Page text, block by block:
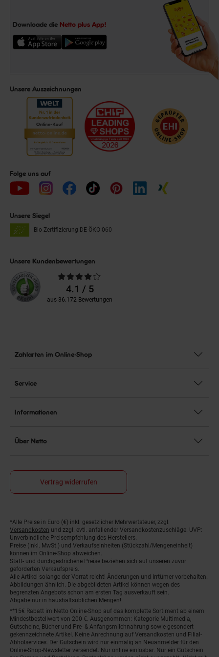
Downloade die Netto plus App!
Unsere Auszeichnungen
Folge uns auf
Unsere Siegel
Bio Zertifizierung DE-ÖKO-060
Unsere Kundenbewertungen
Durchschnittliche
Bewertungen4.1 / 5
aus 36.172 Bewertungen
Zahlarten im Online-Shop
Service
Informationen
Über Netto
Vertrag widerrufen
Fußnoten
*Alle Preise in Euro (€) inkl. gesetzlicher Mehrwertsteuer, zzgl.
Versandkosten und zzgl. evtl. anfallender Versandkostenzuschläge. UVP:
Unverbindliche Preisempfehlung des Herstellers.
Preise (inkl. MwSt.) und Verkaufseinheiten (Stückzahl/Mengeneinheit)
können im Online-Shop abweichen.
Statt- und durchgestrichene Preise beziehen sich auf unseren zuvor
geforderten Verkaufspreis.
Alle Artikel solange der Vorrat reicht! Änderungen und Irrtümer vorbehalten.
Abbildungen ähnlich. Die abgebildeten Artikel können wegen des
begrenzten Angebots schon am ersten Tag ausverkauft sein.
Abgabe nur in haushaltsüblichen Mengen!
**15€ Rabatt im Netto Online-Shop auf das komplette Sortiment ab einem
Mindestbestellwert von 200 €. Ausgenommen: Kategorie Multimedia,
Gutscheine, Bücher und Pre- & Anfangsmilchnahrung sowie gesondert
gekennzeichnete Artikel. Keine Anrechnung auf Versandkosten und Filial-
Abholservices. Der Gutschein wird nur einmalig an Neuanmelder für den
Online-Shop-Newsletter versendet. Nur online einlösbar. Nur ein Gutschein